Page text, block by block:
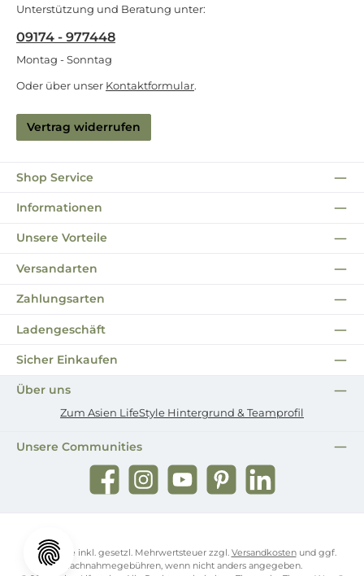
Unterstützung und Beratung unter:
09174 - 977448
Montag - Sonntag
Oder über unser Kontaktformular.
Vertrag widerrufen
Shop Service
Informationen
Unsere Vorteile
Versandarten
Zahlungsarten
Ladengeschäft
Sicher Einkaufen
Über uns
Zum Asien LifeStyle Hintergrund & Teamprofil
Unsere Communities
FacebookInstagramYouTube Pinterest
Alle Preise inkl. gesetzl. Mehrwertsteuer zzgl. Versandkostenund ggf.
Nachnahmegebühren, wenn nicht anders angegeben.